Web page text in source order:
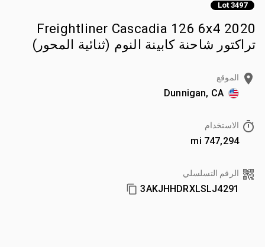
Lot 3497
2020 Freightliner Cascadia 126 6x4
تراكتور شاحنة كابينة النوم (ثنائية المحور)
الموقع
Dunnigan, CA
الاستخدام
747,294 mi
الرقم التسلسلي
3AKJHHDRXLSLJ4291